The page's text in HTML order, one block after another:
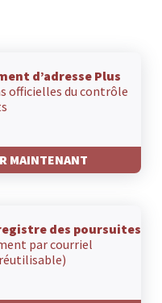
d’adresse Plus
officielles du contrôle
MAINTENANT
des poursuites
par courriel